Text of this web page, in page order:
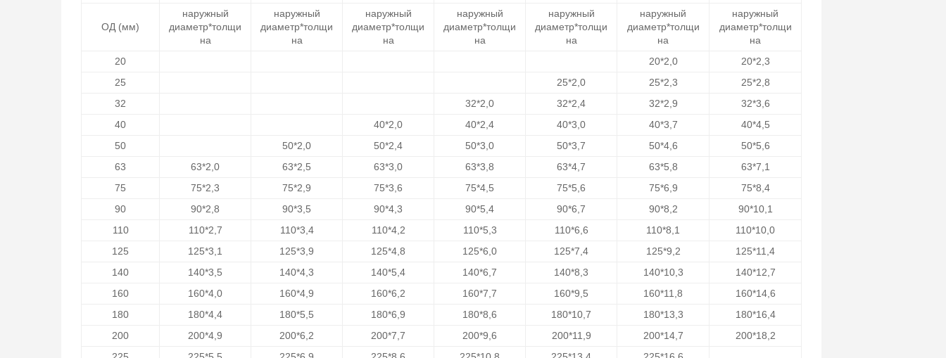
ОД (мм)
наружный
диаметр*толщи
на
наружный
диаметр*толщи
на
наружный
диаметр*толщи
на
наружный
диаметр*толщи
на
наружный
диаметр*толщи
на
наружный
диаметр*толщи
на
наружный
диаметр*толщи
на
20
20*2,0
20*2,3
25
25*2,0 25*2,3
25*2,8
32
32*2,0 32*2,4 32*2,9
32*3,6
40
40*2,0 40*2,4 40*3,0 40*3,7
40*4,5
50
50*2,0 50*2,4 50*3,0 50*3,7 50*4,6
50*5,6
63
63*2,0 63*2,5 63*3,0 63*3,8 63*4,7 63*5,8
63*7,1
75
75*2,3 75*2,9 75*3,6 75*4,5 75*5,6 75*6,9
75*8,4
90
90*2,8 90*3,5 90*4,3 90*5,4 90*6,7 90*8,2
90*10,1
110
110*2,7 110*3,4 110*4,2 110*5,3 110*6,6 110*8,1
110*10,0
125
125*3,1 125*3,9 125*4,8 125*6,0 125*7,4 125*9,2
125*11,4
140
140*3,5 140*4,3 140*5,4 140*6,7 140*8,3 140*10,3
140*12,7
160
160*4,0 160*4,9 160*6,2 160*7,7 160*9,5 160*11,8
160*14,6
180
180*4,4 180*5,5 180*6,9 180*8,6 180*10,7 180*13,3
180*16,4
200
200*4,9 200*6,2 200*7,7 200*9,6 200*11,9 200*14,7
200*18,2